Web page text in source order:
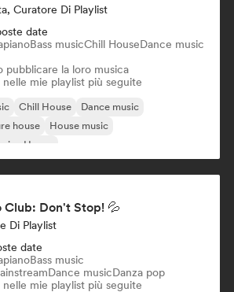
Curatore Di Playlist
date
Bass musicChill HouseDance music
pubblicare la loro musica
mie playlist più seguite
Chill House
Dance music
house
House music
House
Club: Don't Stop! 💦
Di Playlist
date
Bass music
Dance musicDanza pop
mie playlist più seguite